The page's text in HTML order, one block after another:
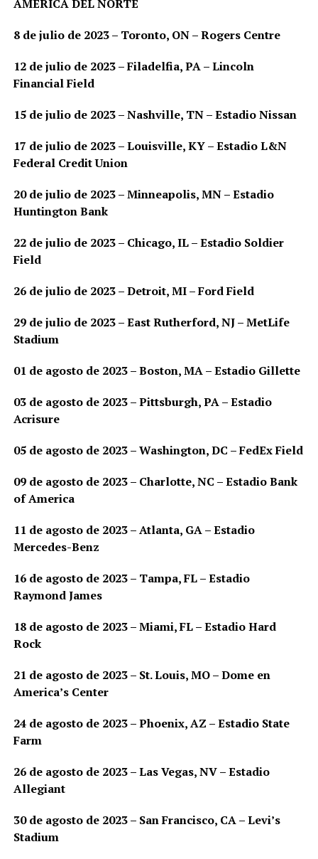
AMÉRICA DEL NORTE
8 de julio de 2023 – Toronto, ON – Rogers Centre
12 de julio de 2023 – Filadelfia, PA – Lincoln
Financial Field
15 de julio de 2023 – Nashville, TN – Estadio Nissan
17 de julio de 2023 – Louisville, KY – Estadio L&N
Federal Credit Union
20 de julio de 2023 – Minneapolis, MN – Estadio
Huntington Bank
22 de julio de 2023 – Chicago, IL – Estadio Soldier
Field
26 de julio de 2023 – Detroit, MI – Ford Field
29 de julio de 2023 – East Rutherford, NJ – MetLife
Stadium
01 de agosto de 2023 – Boston, MA – Estadio Gillette
03 de agosto de 2023 – Pittsburgh, PA – Estadio
Acrisure
05 de agosto de 2023 – Washington, DC – FedEx Field
09 de agosto de 2023 – Charlotte, NC – Estadio Bank
of America
11 de agosto de 2023 – Atlanta, GA – Estadio
Mercedes-Benz
16 de agosto de 2023 – Tampa, FL – Estadio
Raymond James
18 de agosto de 2023 – Miami, FL – Estadio Hard
Rock
21 de agosto de 2023 – St. Louis, MO – Dome en
America’s Center
24 de agosto de 2023 – Phoenix, AZ – Estadio State
Farm
26 de agosto de 2023 – Las Vegas, NV – Estadio
Allegiant
30 de agosto de 2023 – San Francisco, CA – Levi’s
Stadium